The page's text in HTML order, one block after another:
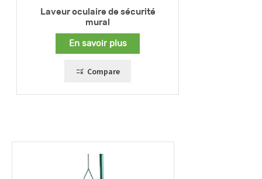
Laveur oculaire de sécurité
mural
En savoir plus
Compare